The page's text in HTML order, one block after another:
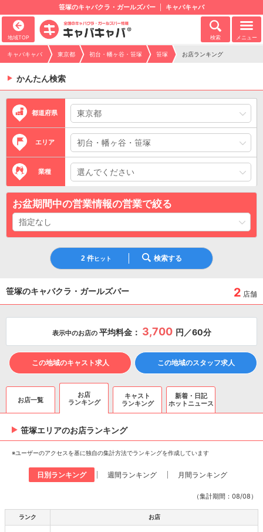
笹塚のキャバクラ・ガールズバー キャバキャバ
地域TOP 検索 メニュー
キャバキャバ 東京都 初台・幡ヶ谷・笹塚 笹塚 お店ランキング
かんたん検索
都道府県
エリア
業種
お盆期間中の営業情報の営業で絞る
2 件ヒット 検索する
笹塚のキャバクラ・ガールズバー 2 店舗
表示中のお店の 平均料金： 3,700 円／60分
この地域のキャスト求人 この地域のスタッフ求人
お店一覧
お店
ランキング
キャスト
ランキング
新着・日記
ホットニュース
笹塚エリアのお店ランキング
※ユーザーのアクセスを基に独自の集計方法でランキングを作成しています
日別ランキング 週間ランキング 月間ランキング
（集計期間：08/08）
ランク お店